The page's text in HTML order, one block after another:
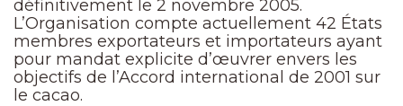
définitivement le 2 novembre 2005.
L’Organisation compte actuellement 42 États
membres exportateurs et importateurs ayant
pour mandat explicite d’œuvrer envers les
objectifs de l’Accord international de 2001 sur
le cacao.